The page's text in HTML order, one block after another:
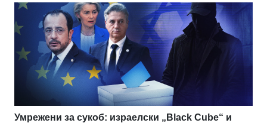
Умрежени за сукоб: израелски „Black Cube“ и